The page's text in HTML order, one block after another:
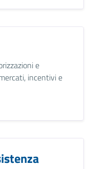
e
incentivi e